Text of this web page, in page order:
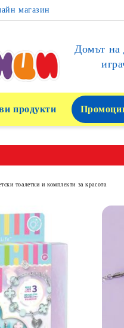
магазин
Домът на
продукти
тоалетки и комплекти за красота